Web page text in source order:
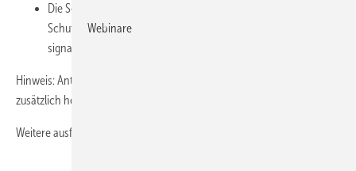
Die Sonar-Technologie bietet einen verhaltensbasierten
Schutz, der neue Schädlinge entdecken kann, bevor
signaturbasierte Definitionen verfügbar sind.
Hinweis: AntiSpam- und Kindersicherungs-Module müssen bei Bedarf
zusätzlich heruntergeladen und installiert werden.
Weitere ausführliche Infos unter
Webinare